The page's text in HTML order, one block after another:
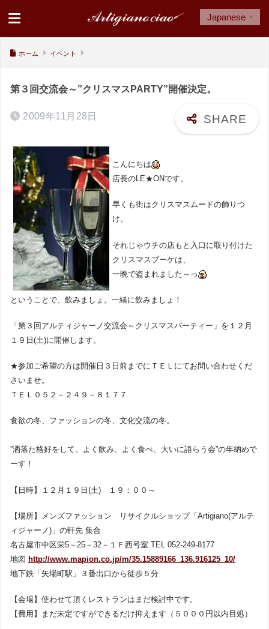
ホーム イベント
第３回交流会～”クリスマスPARTY”開催決定。
2009年11月28日
こんにちは
店長のLE★ONです。
早くも街はクリスマスムードの飾りつ
け。
それじゃウチの店もと入口に取り付けた
クリスマスブーケは、
一晩で盗まれました～っ
ということで、飲みましょ。一緒に飲みましょ！
「第３回アルティジャーノ交流会～クリスマスパーティー」を１２月
１９日(土)に開催します。
★参加ご希望の方は開催日３日前までにＴＥＬにてお問い合わせくだ
さいませ。
ＴＥＬ０５２－２４９－８１７７
食欲の冬、ファッションの冬、文化交流の冬。
”洒落た格好をして、よく飲み、よく食べ、大いに語らう会”の年納めで
ーす！
【日時】１２月１９日(土) １９：００～
【場所】メンズファッション リサイクルショップ「Artigiano(アルテ
ィジャーノ)」の軒先 集合
名古屋市中区栄5－25－32－１Ｆ西号室 TEL 052‐249‐8177
地図 http://www.mapion.co.jp/m/35.15889166_136.916125_10/
地下鉄「矢場町駅」３番出口から徒歩５分
【会場】使わせて頂くレストランはまだ検討中です。
【費用】まだ未定ですができるだけ抑えます（５０００円以内目処）
Japanese ▼